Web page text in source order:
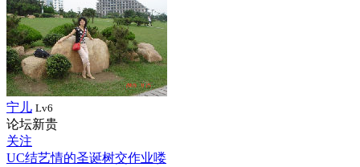
宁儿 Lv6
论坛新贵
关注
UC结艺情的圣诞树交作业喽